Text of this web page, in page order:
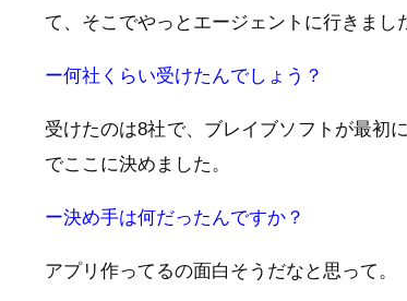
て、そこでやっとエージェントに行きまし
ー何社くらい受けたんでしょう？
受けたのは8社で、ブレイブソフトが最初
でここに決めました。
ー決め手は何だったんですか？
アプリ作ってるの面白そうだなと思って。